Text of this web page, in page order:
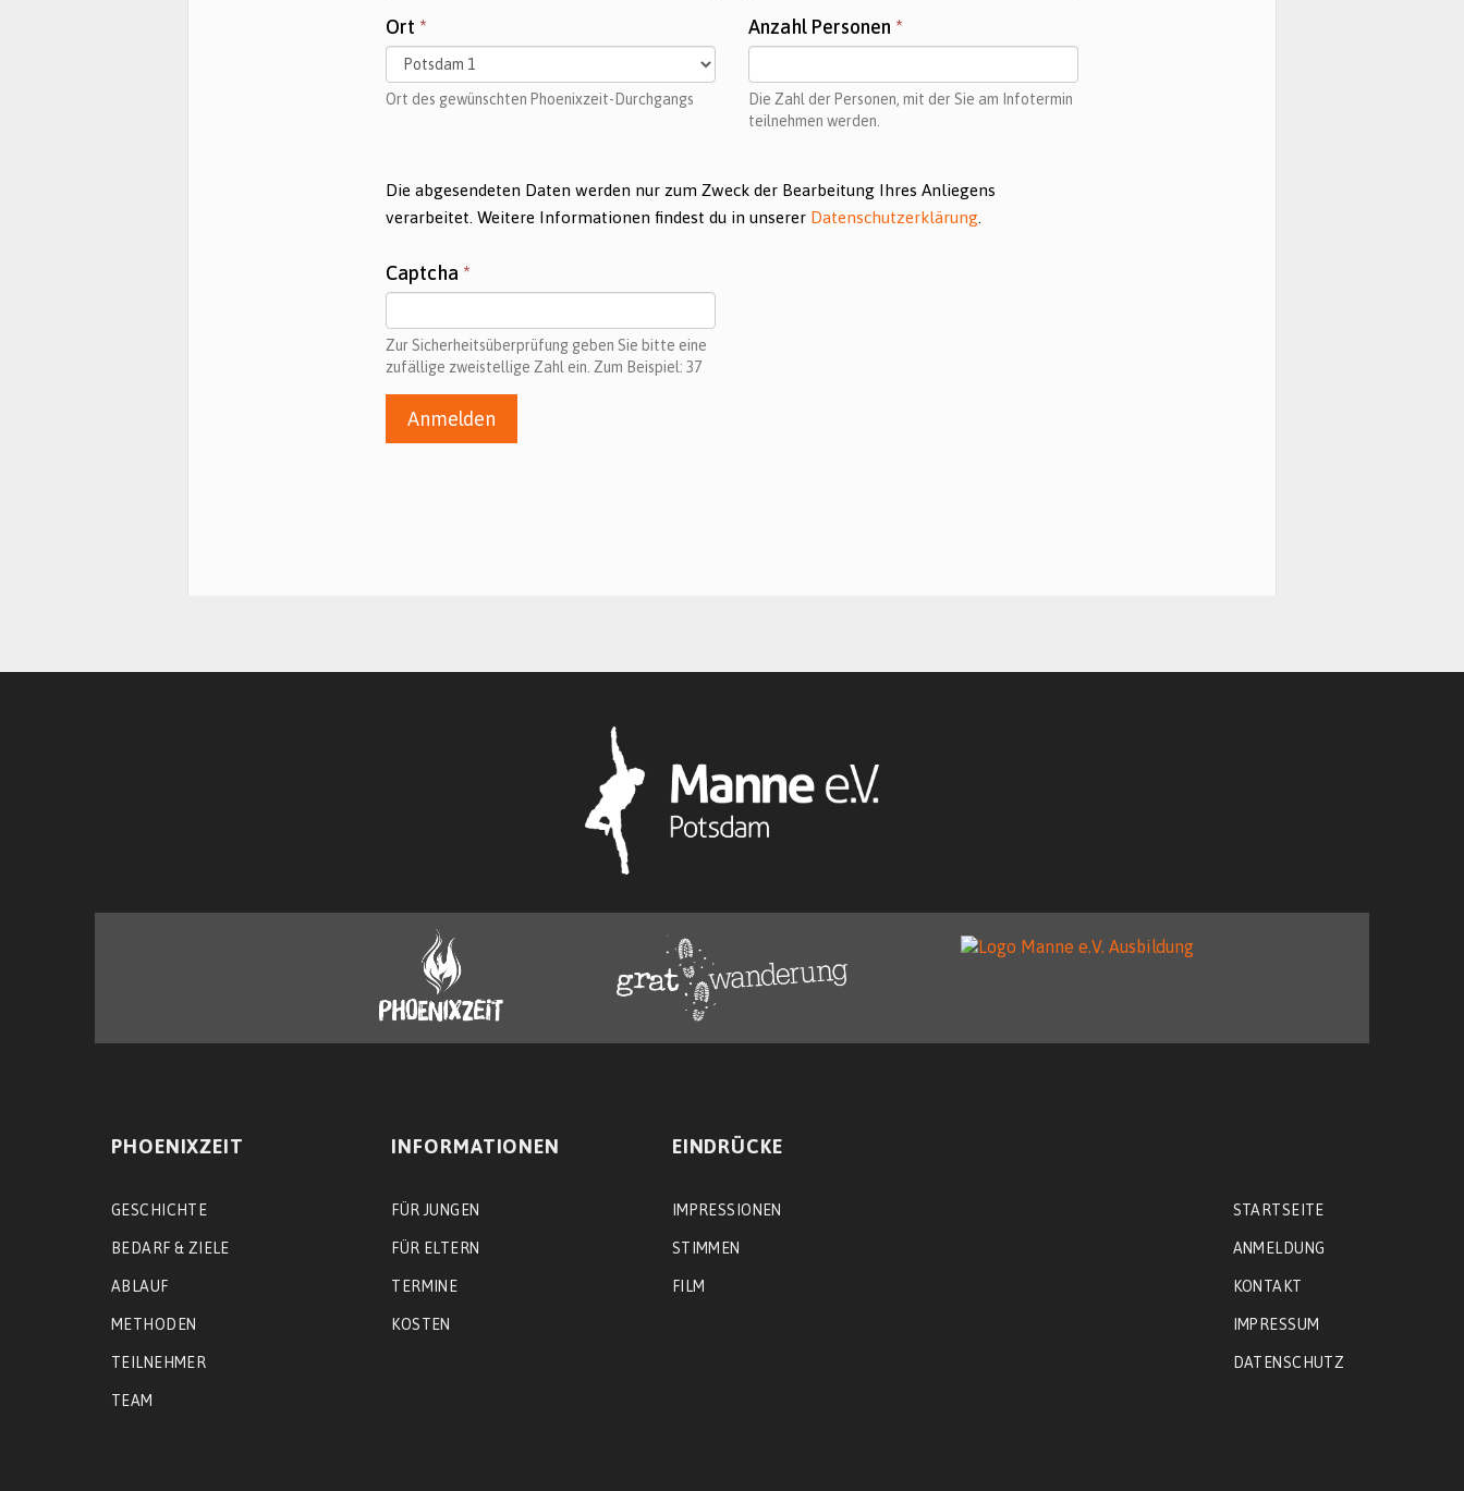
Ort *
Ort des gewünschten Phoenixzeit-Durchgangs
Anzahl Personen *
Die Zahl der Personen, mit der Sie am Infotermin
teilnehmen werden.
Die abgesendeten Daten werden nur zum Zweck der Bearbeitung Ihres Anliegens
verarbeitet. Weitere Informationen findest du in unserer Datenschutzerklärung
Captcha *
Zur Sicherheitsüberprüfung geben Sie bitte eine
zufällige zweistellige Zahl ein. Zum Beispiel: 37
Anmelden
PHOENIXZEIT
GESCHICHTE
BEDARF & ZIELE
ABLAUF
METHODEN
TEILNEHMER
TEAM
INFORMATIONEN
FÜR JUNGEN
FÜR ELTERN
TERMINE
KOSTEN
EINDRÜCKE
IMPRESSIONEN
STIMMEN
FILM
STARTSEITE
ANMELDUNG
KONTAKT
IMPRESSUM
DATENSCHUTZ